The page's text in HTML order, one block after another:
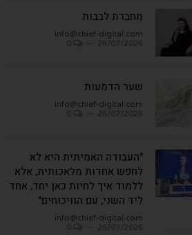
מחברת לבבות
info@chief-digital.com
שער הדמעות
info@chief-digital.com
"העבודה האמיתית היא לא
לחפש אחדות מלאכותית, אלא
ללמוד איך לחיות כאן יחד, אחד
ליד השני, עם הוויכוחים"
info@chief-digital.com